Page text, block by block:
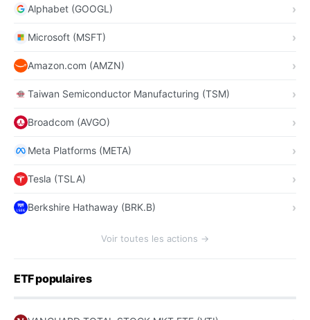
Alphabet (GOOGL)
Microsoft (MSFT)
Amazon.com (AMZN)
Taiwan Semiconductor Manufacturing (TSM)
Broadcom (AVGO)
Meta Platforms (META)
Tesla (TSLA)
Berkshire Hathaway (BRK.B)
Voir toutes les actions →
ETF populaires